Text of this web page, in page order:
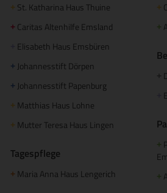
+ St. Katharina Haus Thuine
+ Caritas Altenhilfe Emsland
Elisabeth Haus Emsbüren
+ Johannesstift Dörpen
+ Johannesstift Papenburg
+ Matthias Haus Lohne
+ Mutter Teresa Haus Lingen
Tagespflege
+ Maria Anna Haus Lengerich
+
+
+
+